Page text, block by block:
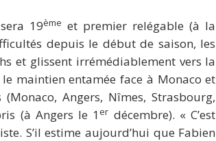
19ème et premier relégable (à la
depuis le début de saison, les
et glissent irrémédiablement vers la
maintien entamée face à Monaco et
Angers, Nîmes, Strasbourg,
(à Angers le 1 er décembre). « C’est
S’il estime aujourd’hui que Fabien